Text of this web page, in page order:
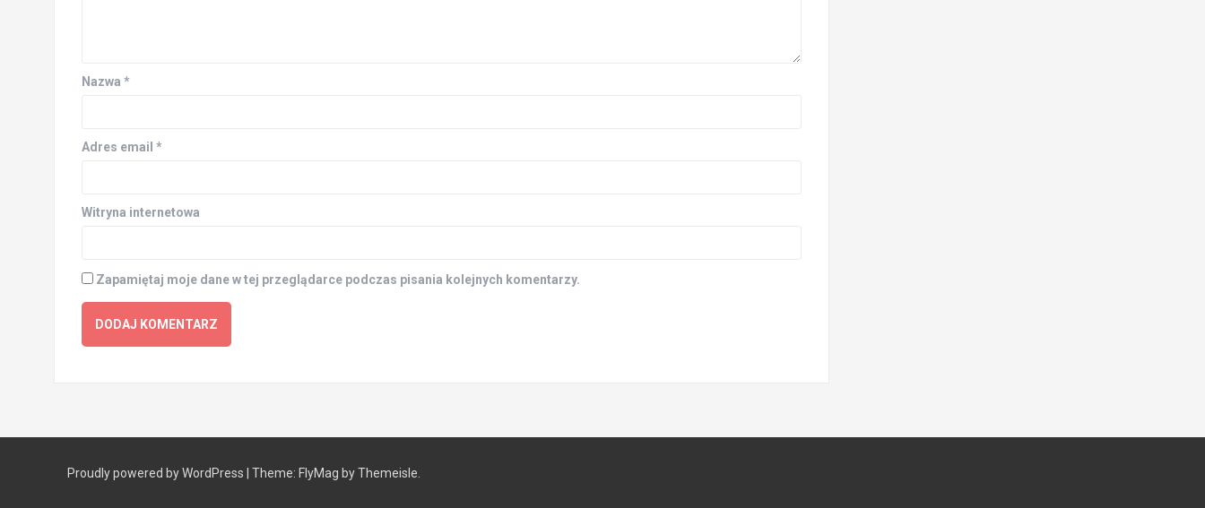
Nazwa *
Adres email *
Witryna internetowa
Zapamiętaj moje dane w tej przeglądarce podczas pisania kolejnych komentarzy.
Proudly powered by WordPress Theme: FlyMag by Themeisle.